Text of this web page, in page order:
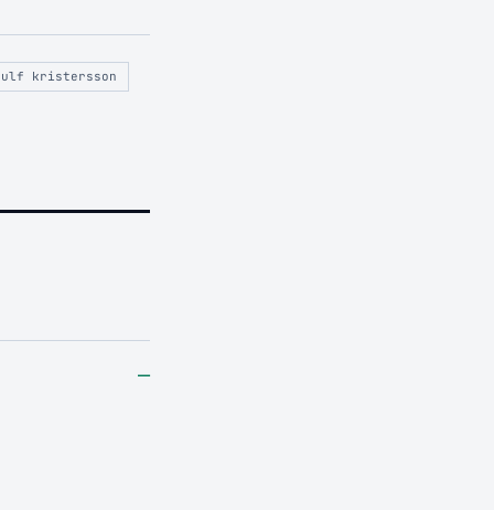
ulf kristersson
–